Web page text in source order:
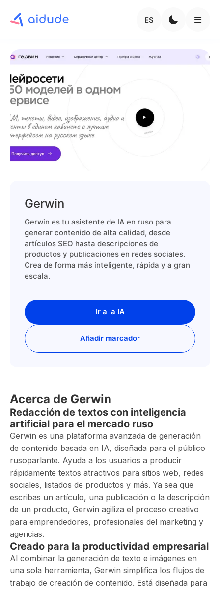
ES
Gerwin
Gerwin es tu asistente de IA en ruso para
generar contenido de alta calidad, desde
artículos SEO hasta descripciones de
productos y publicaciones en redes sociales.
Crea de forma más inteligente, rápida y a gran
escala.
Ir a la IA
Añadir marcador
Acerca de Gerwin
Redacción de textos con inteligencia
artificial para el mercado ruso
Gerwin es una plataforma avanzada de generación
de contenido basada en IA, diseñada para el público
rusoparlante. Ayuda a los usuarios a producir
rápidamente textos atractivos para sitios web, redes
sociales, listados de productos y más. Ya sea que
escribas un artículo, una publicación o la descripción
de un producto, Gerwin agiliza el proceso creativo
para emprendedores, profesionales del marketing y
agencias.
Creado para la productividad empresarial
Al combinar la generación de texto e imágenes en
una sola herramienta, Gerwin simplifica los flujos de
trabajo de creación de contenido. Está diseñada para